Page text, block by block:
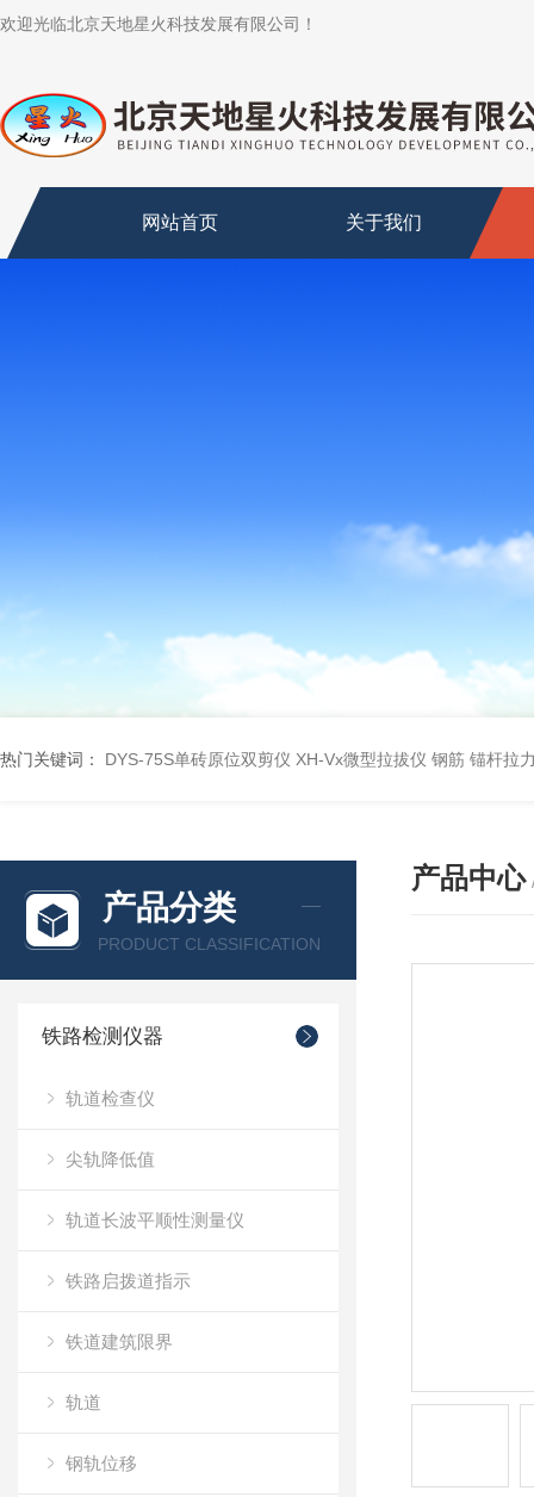
欢迎光临北京天地星火科技发展有限公司！
网站首页 关于我们
热门关键词： DYS-75S单砖原位双剪仪 XH-Vx微型拉拔仪 钢筋 锚杆拉
产品分类
PRODUCT CLASSIFICATION
铁路检测仪器
轨道检查仪
尖轨降低值
轨道长波平顺性测量仪
铁路启拨道指示
铁道建筑限界
轨道
钢轨位移
产品中心